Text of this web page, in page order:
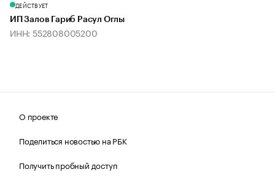
ДЕЙСТВУЕТ
ИП Залов Гариб Расул Оглы
ИНН: 552808005200
О проекте
Поделиться новостью на РБК
Получить пробный доступ